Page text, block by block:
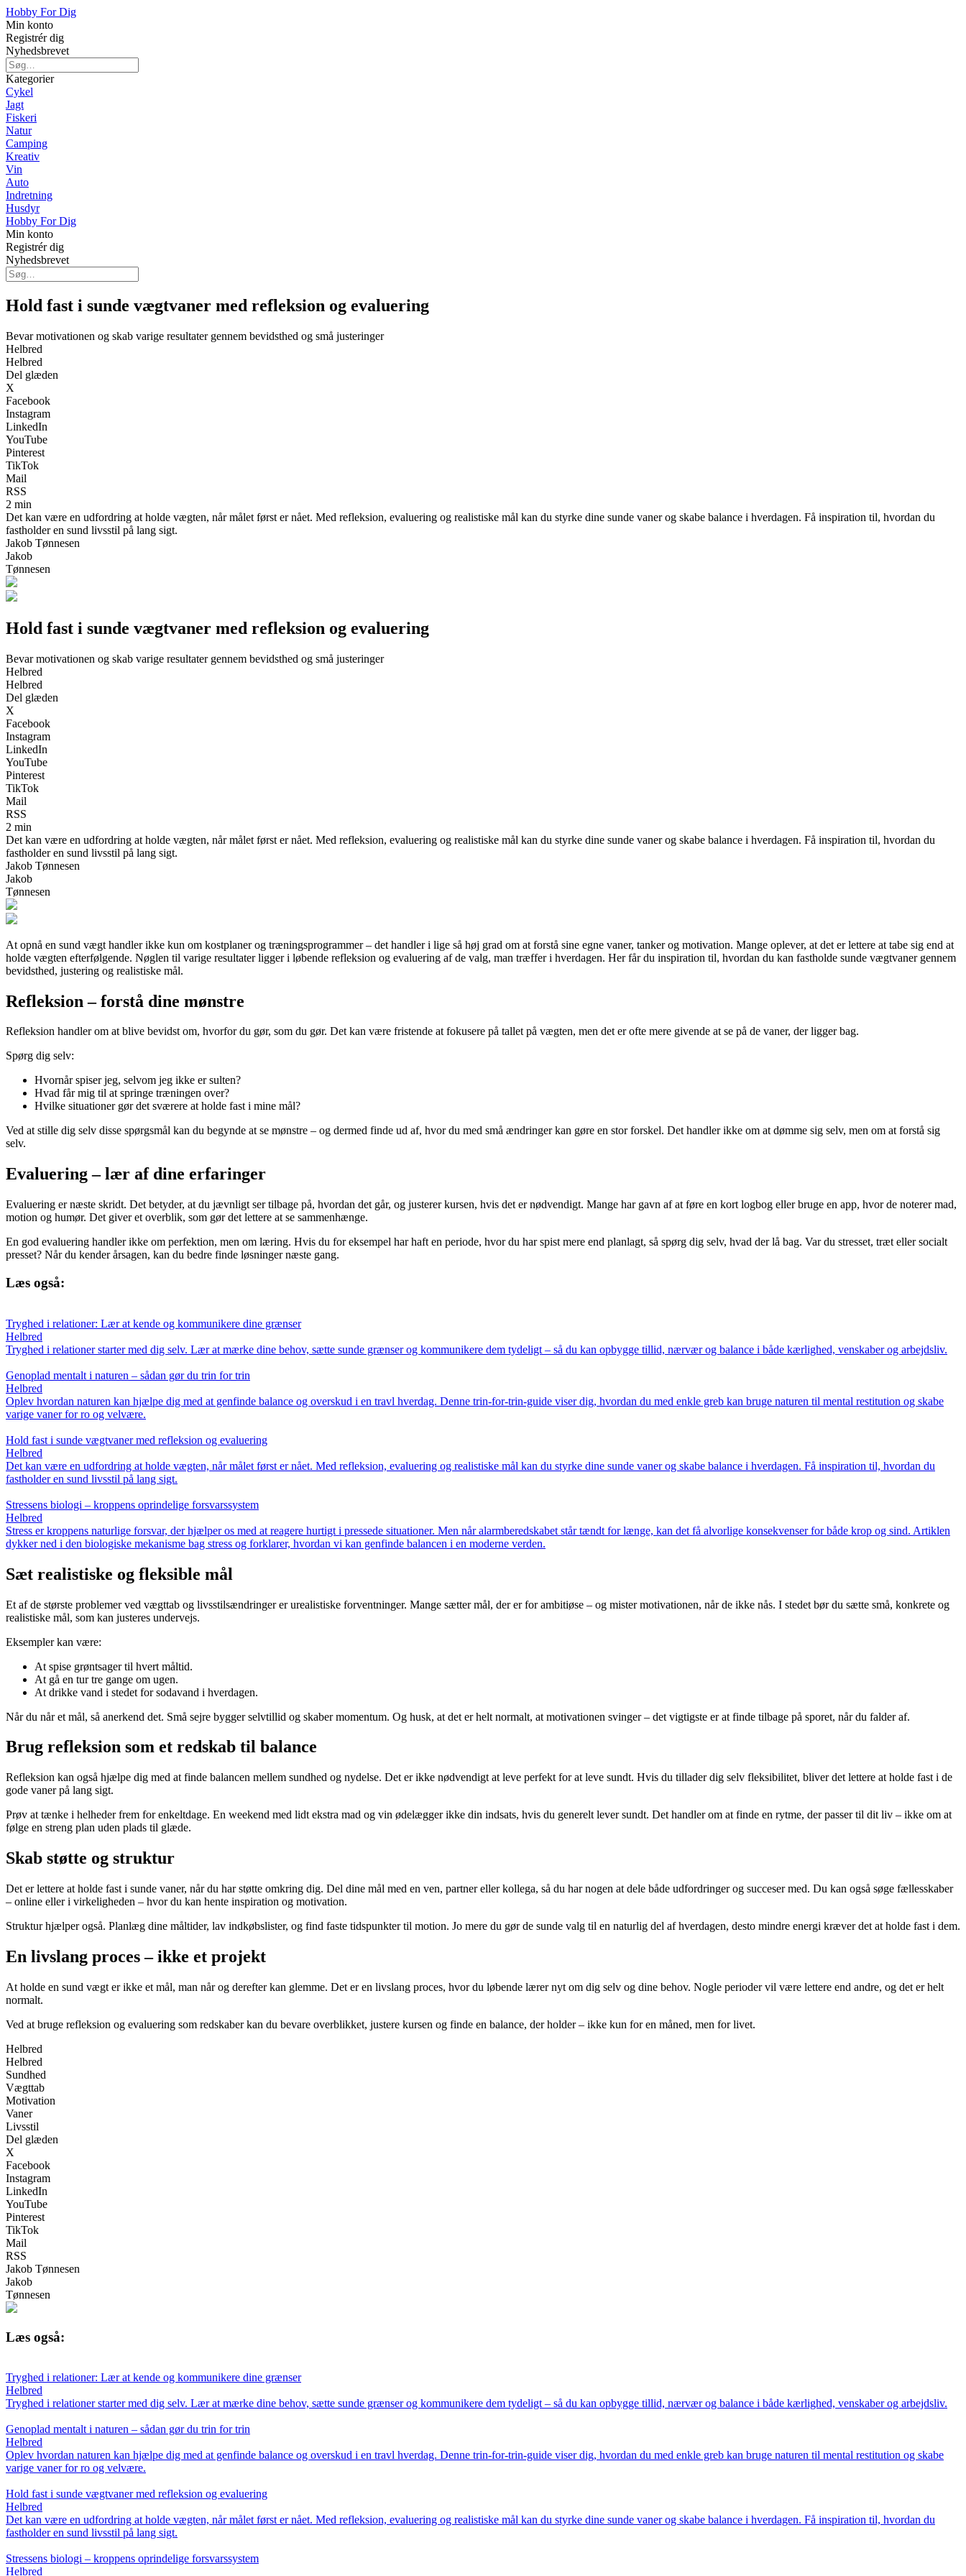
Hobby For Dig
Min konto
Registrér dig
Nyhedsbrevet
Kategorier
Cykel
Jagt
Fiskeri
Natur
Camping
Kreativ
Vin
Auto
Indretning
Husdyr
Hobby For Dig
Min konto
Registrér dig
Nyhedsbrevet
Hold fast i sunde vægtvaner med refleksion og evaluering
Bevar motivationen og skab varige resultater gennem bevidsthed og små justeringer
Helbred
Helbred
Del glæden
X
Facebook
Instagram
LinkedIn
YouTube
Pinterest
TikTok
Mail
RSS
2 min
Det kan være en udfordring at holde vægten, når målet først er nået. Med refleksion, evaluering og realistiske mål kan du styrke dine sunde vaner og skabe balance i hverdagen. Få inspiration til, hvordan du
fastholder en sund livsstil på lang sigt.
Jakob Tønnesen
Jakob
Tønnesen
Hold fast i sunde vægtvaner med refleksion og evaluering
Bevar motivationen og skab varige resultater gennem bevidsthed og små justeringer
Helbred
Helbred
Del glæden
X
Facebook
Instagram
LinkedIn
YouTube
Pinterest
TikTok
Mail
RSS
2 min
Det kan være en udfordring at holde vægten, når målet først er nået. Med refleksion, evaluering og realistiske mål kan du styrke dine sunde vaner og skabe balance i hverdagen. Få inspiration til, hvordan du
fastholder en sund livsstil på lang sigt.
Jakob Tønnesen
Jakob
Tønnesen
At opnå en sund vægt handler ikke kun om kostplaner og træningsprogrammer – det handler i lige så høj grad om at forstå sine egne vaner, tanker og motivation. Mange oplever, at det er lettere at tabe sig end at
holde vægten efterfølgende. Nøglen til varige resultater ligger i løbende refleksion og evaluering af de valg, man træffer i hverdagen. Her får du inspiration til, hvordan du kan fastholde sunde vægtvaner gennem
bevidsthed, justering og realistiske mål.
Refleksion – forstå dine mønstre
Refleksion handler om at blive bevidst om, hvorfor du gør, som du gør. Det kan være fristende at fokusere på tallet på vægten, men det er ofte mere givende at se på de vaner, der ligger bag.
Spørg dig selv:
Hvornår spiser jeg, selvom jeg ikke er sulten?
Hvad får mig til at springe træningen over?
Hvilke situationer gør det sværere at holde fast i mine mål?
Ved at stille dig selv disse spørgsmål kan du begynde at se mønstre – og dermed finde ud af, hvor du med små ændringer kan gøre en stor forskel. Det handler ikke om at dømme sig selv, men om at forstå sig
selv.
Evaluering – lær af dine erfaringer
Evaluering er næste skridt. Det betyder, at du jævnligt ser tilbage på, hvordan det går, og justerer kursen, hvis det er nødvendigt. Mange har gavn af at føre en kort logbog eller bruge en app, hvor de noterer mad,
motion og humør. Det giver et overblik, som gør det lettere at se sammenhænge.
En god evaluering handler ikke om perfektion, men om læring. Hvis du for eksempel har haft en periode, hvor du har spist mere end planlagt, så spørg dig selv, hvad der lå bag. Var du stresset, træt eller socialt
presset? Når du kender årsagen, kan du bedre finde løsninger næste gang.
Læs også:
Tryghed i relationer: Lær at kende og kommunikere dine grænser
Helbred
Tryghed i relationer starter med dig selv. Lær at mærke dine behov, sætte sunde grænser og kommunikere dem tydeligt – så du kan opbygge tillid, nærvær og balance i både kærlighed, venskaber og arbejdsliv.
Genoplad mentalt i naturen – sådan gør du trin for trin
Helbred
Oplev hvordan naturen kan hjælpe dig med at genfinde balance og overskud i en travl hverdag. Denne trin-for-trin-guide viser dig, hvordan du med enkle greb kan bruge naturen til mental restitution og skabe
varige vaner for ro og velvære.
Hold fast i sunde vægtvaner med refleksion og evaluering
Helbred
Det kan være en udfordring at holde vægten, når målet først er nået. Med refleksion, evaluering og realistiske mål kan du styrke dine sunde vaner og skabe balance i hverdagen. Få inspiration til, hvordan du
fastholder en sund livsstil på lang sigt.
Stressens biologi – kroppens oprindelige forsvarssystem
Helbred
Stress er kroppens naturlige forsvar, der hjælper os med at reagere hurtigt i pressede situationer. Men når alarmberedskabet står tændt for længe, kan det få alvorlige konsekvenser for både krop og sind. Artiklen
dykker ned i den biologiske mekanisme bag stress og forklarer, hvordan vi kan genfinde balancen i en moderne verden.
Sæt realistiske og fleksible mål
Et af de største problemer ved vægttab og livsstilsændringer er urealistiske forventninger. Mange sætter mål, der er for ambitiøse – og mister motivationen, når de ikke nås. I stedet bør du sætte små, konkrete og
realistiske mål, som kan justeres undervejs.
Eksempler kan være:
At spise grøntsager til hvert måltid.
At gå en tur tre gange om ugen.
At drikke vand i stedet for sodavand i hverdagen.
Når du når et mål, så anerkend det. Små sejre bygger selvtillid og skaber momentum. Og husk, at det er helt normalt, at motivationen svinger – det vigtigste er at finde tilbage på sporet, når du falder af.
Brug refleksion som et redskab til balance
Refleksion kan også hjælpe dig med at finde balancen mellem sundhed og nydelse. Det er ikke nødvendigt at leve perfekt for at leve sundt. Hvis du tillader dig selv fleksibilitet, bliver det lettere at holde fast i de
gode vaner på lang sigt.
Prøv at tænke i helheder frem for enkeltdage. En weekend med lidt ekstra mad og vin ødelægger ikke din indsats, hvis du generelt lever sundt. Det handler om at finde en rytme, der passer til dit liv – ikke om at
følge en streng plan uden plads til glæde.
Skab støtte og struktur
Det er lettere at holde fast i sunde vaner, når du har støtte omkring dig. Del dine mål med en ven, partner eller kollega, så du har nogen at dele både udfordringer og succeser med. Du kan også søge fællesskaber
– online eller i virkeligheden – hvor du kan hente inspiration og motivation.
Struktur hjælper også. Planlæg dine måltider, lav indkøbslister, og find faste tidspunkter til motion. Jo mere du gør de sunde valg til en naturlig del af hverdagen, desto mindre energi kræver det at holde fast i dem.
En livslang proces – ikke et projekt
At holde en sund vægt er ikke et mål, man når og derefter kan glemme. Det er en livslang proces, hvor du løbende lærer nyt om dig selv og dine behov. Nogle perioder vil være lettere end andre, og det er helt
normalt.
Ved at bruge refleksion og evaluering som redskaber kan du bevare overblikket, justere kursen og finde en balance, der holder – ikke kun for en måned, men for livet.
Helbred
Helbred
Sundhed
Vægttab
Motivation
Vaner
Livsstil
Del glæden
X
Facebook
Instagram
LinkedIn
YouTube
Pinterest
TikTok
Mail
RSS
Jakob Tønnesen
Jakob
Tønnesen
Læs også:
Tryghed i relationer: Lær at kende og kommunikere dine grænser
Helbred
Tryghed i relationer starter med dig selv. Lær at mærke dine behov, sætte sunde grænser og kommunikere dem tydeligt – så du kan opbygge tillid, nærvær og balance i både kærlighed, venskaber og arbejdsliv.
Genoplad mentalt i naturen – sådan gør du trin for trin
Helbred
Oplev hvordan naturen kan hjælpe dig med at genfinde balance og overskud i en travl hverdag. Denne trin-for-trin-guide viser dig, hvordan du med enkle greb kan bruge naturen til mental restitution og skabe
varige vaner for ro og velvære.
Hold fast i sunde vægtvaner med refleksion og evaluering
Helbred
Det kan være en udfordring at holde vægten, når målet først er nået. Med refleksion, evaluering og realistiske mål kan du styrke dine sunde vaner og skabe balance i hverdagen. Få inspiration til, hvordan du
fastholder en sund livsstil på lang sigt.
Stressens biologi – kroppens oprindelige forsvarssystem
Helbred